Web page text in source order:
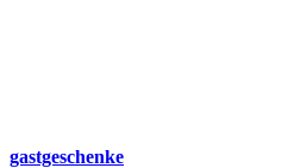
gastgeschenke